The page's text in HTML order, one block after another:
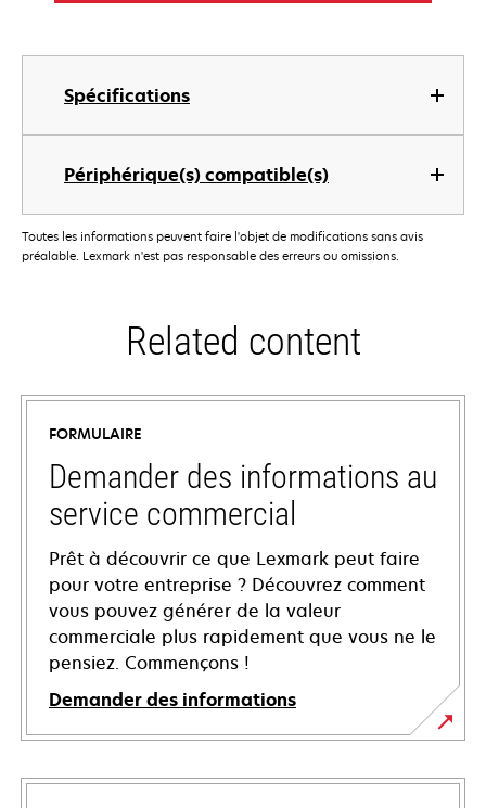
Spécifications
Périphérique(s) compatible(s)
Toutes les informations peuvent faire l'objet de modifications sans avis
préalable. Lexmark n'est pas responsable des erreurs ou omissions.
Related content
FORMULAIRE
Demander des informations au
service commercial
Prêt à découvrir ce que Lexmark peut faire
pour votre entreprise ? Découvrez comment
vous pouvez générer de la valeur
commerciale plus rapidement que vous ne le
pensiez. Commençons !
Demander des informations